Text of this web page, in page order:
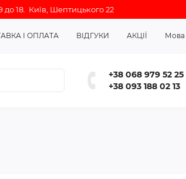
до 18. Київ, Шептицького 22
І ОПЛАТА ВІДГУКИ АКЦІЇ Мова
+38 068 979 52 25
+38 093 188 02 13